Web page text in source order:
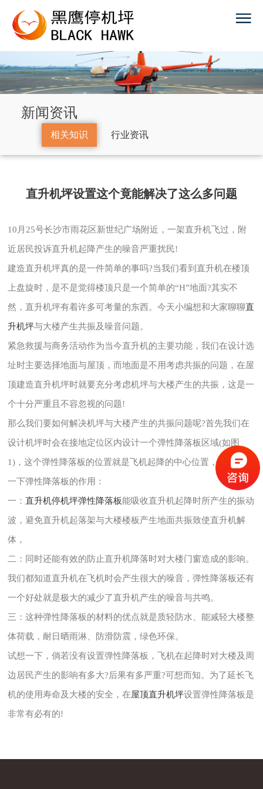
新闻资讯
相关知识 行业资讯
直升机坪设置这个竟能解决了这么多问题
10月25号长沙市雨花区新世纪广场附近，一架直升机飞过，附
近居民投诉直升机起降产生的噪音严重扰民!
建造直升机坪真的是一件简单的事吗?当我们看到直升机在楼顶
上盘旋时，是不是觉得楼顶只是一个简单的“H”地面?其实不
然，直升机坪有着许多可考量的东西。今天小编想和大家聊聊直
升机坪与大楼产生共振及噪音问题。
紧急救援与商务活动作为当今直升机的主要功能，我们在设计选
址时主要选择地面与屋顶，而地面是不用考虑共振的问题，在屋
顶建造直升机坪时就要充分考虑机坪与大楼产生的共振，这是一
个十分严重且不容忽视的问题!
那么我们要如何解决机坪与大楼产生的共振问题呢?首先我们在
设计机坪时会在接地定位区内设计一个弹性降落板区域(如图
1)，这个弹性降落板的位置就是飞机起降的中心位置，这里解释
一下弹性降落板的作用：
一：直升机停机坪弹性降落板能吸收直升机起降时所产生的振动
波，避免直升机起落架与大楼楼板产生地面共振致使直升机解
体，
二：同时还能有效的防止直升机降落时对大楼门窗造成的影响。
我们都知道直升机在飞机时会产生很大的噪音，弹性降落板还有
一个好处就是极大的减少了直升机产生的噪音与共鸣。
三：这种弹性降落板的材料的优点就是质轻防水、能减轻大楼整
体荷载，耐日晒雨淋、防滑防震，绿色环保。
试想一下，倘若没有设置弹性降落板，飞机在起降时对大楼及周
边居民产生的影响有多大?后果有多严重?可想而知。为了延长飞
机的使用寿命及大楼的安全，在屋顶直升机坪设置弹性降落板是
非常有必有的!